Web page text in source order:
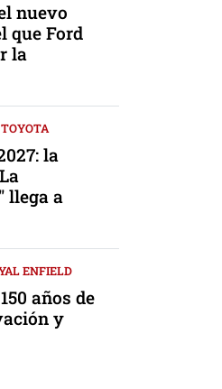
nuevo
que Ford
la
TOYOTA
la
llega a
ENFIELD
años de
y